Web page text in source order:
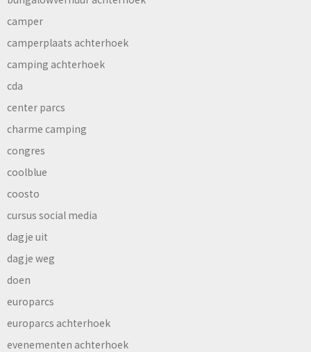
camper
camperplaats achterhoek
camping achterhoek
cda
center parcs
charme camping
congres
coolblue
coosto
cursus social media
dagje uit
dagje weg
doen
europarcs
europarcs achterhoek
evenementen achterhoek